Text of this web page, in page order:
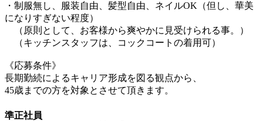
・制服無し、服装自由、髪型自由、ネイルOK（但し、華美
になりすぎない程度）
（原則として、お客様から爽やかに見受けられる事。）
（キッチンスタッフは、コックコートの着用可）
《応募条件》
長期勤続によるキャリア形成を図る観点から、
45歳までの方を対象とさせて頂きます。
準正社員